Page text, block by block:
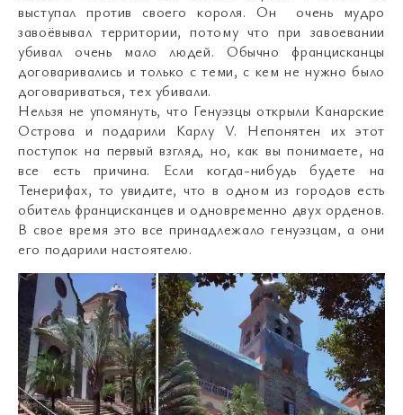
выступал против своего короля. Он очень мудро
завоёвывал территории, потому что при завоевании
убивал очень мало людей. Обычно францисканцы
договаривались и только с теми, с кем не нужно было
договариваться, тех убивали.
Нельзя не упомянуть, что Генуэзцы открыли Канарские
Острова и подарили Карлу V. Непонятен их этот
поступок на первый взгляд, но, как вы понимаете, на
все есть причина. Если когда-нибудь будете на
Тенерифах, то увидите, что в одном из городов есть
обитель францисканцев и одновременно двух орденов.
В свое время это все принадлежало генуэзцам, а они
его подарили настоятелю.